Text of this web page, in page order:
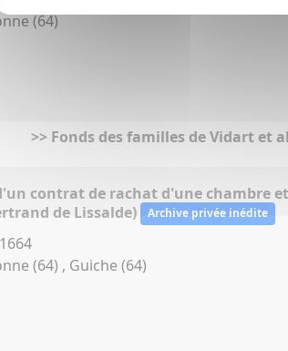
(64)
>> Fonds des familles de Vidart et
contrat de rachat d'une chambre
de Lissalde)
Archive privée inédite
(64) , Guiche (64)